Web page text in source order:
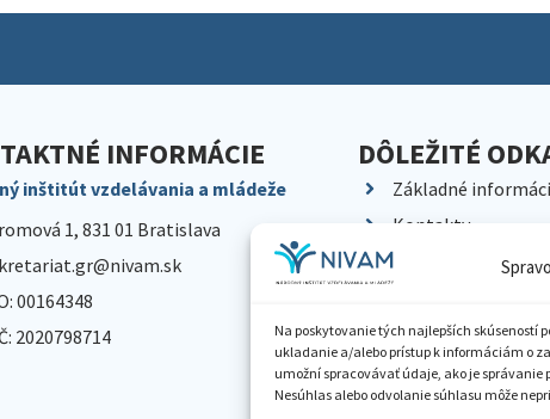
Na poskytovanie tých najlepších skúseností
ukladanie a/alebo prístup k informáciám o
umožní spracovávať údaje, ako je
Nesúhlas alebo odvolanie súhlasu môže
INFORMÁCIE
inštitút vzdelávania a mládeže
1, 831 01 Bratislava
00164348
2020798714
DÔLEŽITÉ
Základné
Kontakty
Kariéra
Pracoviská NIVaM
Dokumenty
Knižnica